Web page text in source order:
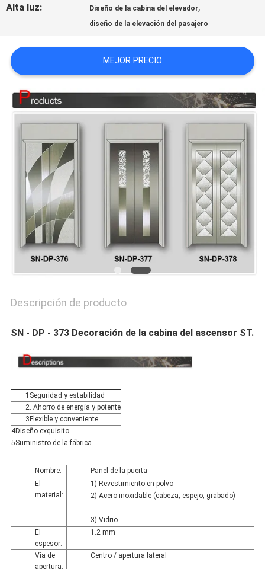
NOTICIAS
CASOS
MAPA
DEL
SITIO
PRIVACY
POLICY
Alta luz: Diseño de la cabina del elevador,
diseño de la elevación del pasajero
MEJOR PRECIO
Descripción de producto
SN - DP - 373 Decoración de la cabina del ascensor ST.
1Seguridad y estabilidad
2. Ahorro de energía y potente
3Flexible y conveniente
4Diseño exquisito.
5Suministro de la fábrica
Nombre:
Panel de la puerta
El
material:
1) Revestimiento en polvo
2) Acero inoxidable (cabeza, espejo, grabado)
3) Vidrio
El
espesor:
1.2 mm
Vía de
apertura:
Centro / apertura lateral